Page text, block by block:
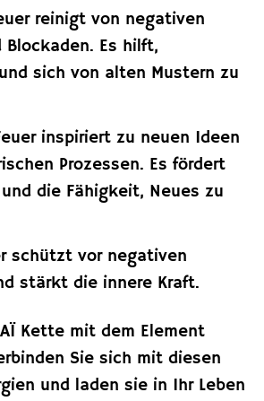
reinigt von negativen
Blockaden. Es hilft,
sich von alten Mustern zu
inspiriert zu neuen Ideen
Prozessen. Es fördert
die Fähigkeit, Neues zu
schützt vor negativen
stärkt die innere Kraft.
Kette mit dem Element
Sie sich mit diesen
und laden sie in Ihr Leben